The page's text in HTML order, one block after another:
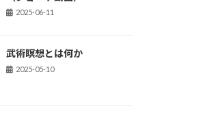
2025-06-11
武術瞑想とは何か
2025-05-10